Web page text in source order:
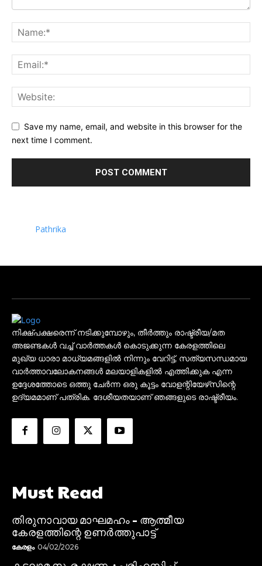
Save my name, email, and website in this browser for the
next time I comment.
Pathrika
നിക്ഷ്പക്ഷരെന്ന് നടിക്കുമ്പോഴും, തീർത്തും രാഷ്ട്രീയ/മത
അജണ്ടകൾ വച്ച് വാർത്തകൾ കൊടുക്കുന്ന കേരളത്തിലെ
മുഖ്യ ധാരാ മാധ്യമങ്ങളിൽ നിന്നും വേറിട്ട്, സത്യസന്ധമായ
വാർത്താവലോകനങ്ങൾ മലയാളികളിൽ എത്തിക്കുക എന്ന
ഉദ്ദേശത്തോടെ ഒത്തു ചേർന്ന ഒരു കൂട്ടം വോളന്റിയേഴ്‌സിന്റെ
ഉദ്യമമാണ് പത്രിക. ദേശീയതയാണ് ഞങ്ങളുടെ രാഷ്ട്രീയം.
Must Read
തിരുനാവായ മാഘമഹം – ആത്മീയ
കേരളത്തിന്റെ ഉണർത്തുപാട്ട്
കേരളം 04/02/2026